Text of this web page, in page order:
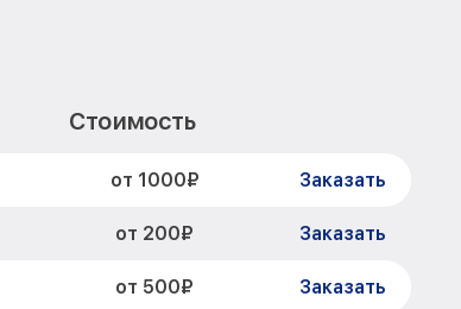
Стоимость
от 1000₽ Заказать
от 200₽ Заказать
от 500₽ Заказать